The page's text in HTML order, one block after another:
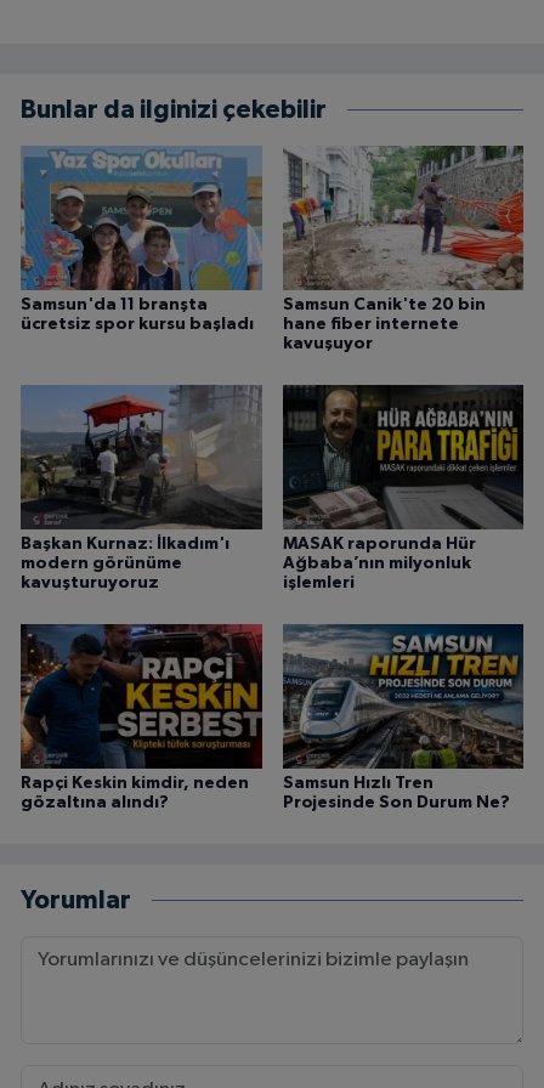
Bunlar da ilginizi çekebilir
Samsun'da 11 branşta
ücretsiz spor kursu başladı
Samsun Canik'te 20 bin
hane fiber internete
kavuşuyor
Başkan Kurnaz: İlkadım'ı
modern görünüme
kavuşturuyoruz
MASAK raporunda Hür
Ağbaba’nın milyonluk
işlemleri
Rapçi Keskin kimdir, neden
gözaltına alındı?
Samsun Hızlı Tren
Projesinde Son Durum Ne?
Yorumlar